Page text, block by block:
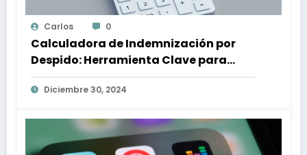
Carlos 0
Calculadora de Indemnización por
Despido: Herramienta Clave para
Proteger tus Derechos Laborales
Diciembre 30, 2024